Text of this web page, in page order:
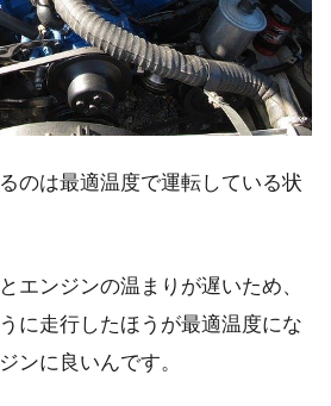
のは最適温度で運転している状
エンジンの温まりが遅いため、
に走行したほうが最適温度にな
ンに良いんです。